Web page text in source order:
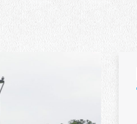
quinta-feira